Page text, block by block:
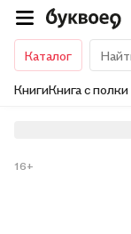
Каталог
КнигиКнига с полки
16+